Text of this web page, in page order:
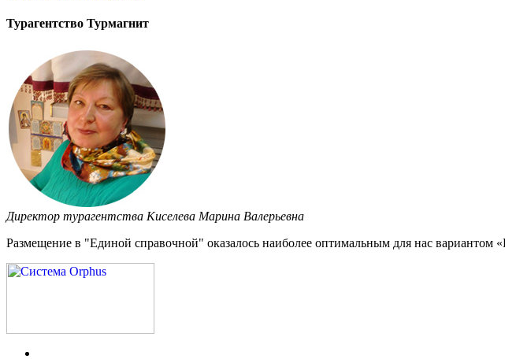
Турагентство Турмагнит
Директор турагентства Киселева Марина Валерьевна
Размещение в "Единой справочной" оказалось наиболее оптимальным для нас вариантом